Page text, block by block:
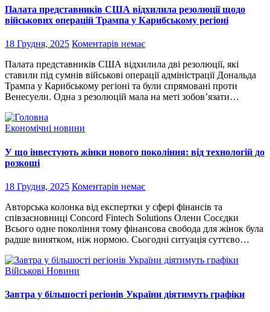
Палата представників США відхилила резолюції щодо
військових операцій Трампа у Карибському регіоні
18 Грудня, 2025 Коментарів немає
Палата представників США відхилила дві резолюції, які
ставили під сумнів військові операції адміністрації Дональда
Трампа у Карибському регіоні та були спрямовані проти
Венесуели. Одна з резолюцій мала на меті зобов’язати…
Економічні новини
У що інвестують жінки нового покоління: від технологій до
розкоші
18 Грудня, 2025 Коментарів немає
Авторська колонка від експертки у сфері фінансів та
співзасновниці Concord Fintech Solutions Олени Сосєдки
Всього одне покоління тому фінансова свобода для жінок була
радше винятком, ніж нормою. Сьогодні ситуація суттєво…
Військові Новини
Завтра у більшості регіонів України діятимуть графіки